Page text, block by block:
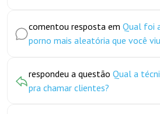
comentou resposta em Qual foi
porno mais aleatória que você
respondeu a questão Qual a
pra chamar clientes?